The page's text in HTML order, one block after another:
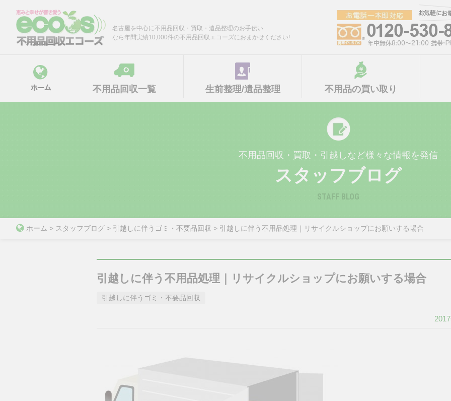
content
名古屋を中心に不用品回収・買取・遺品整理のお手伝い
なら年間実績10,000件の不用品回収エコーズにおまかせください!
不用品回収一覧 生前整理/遺品整理 不用品の買い取り
不用品回収・買取・引越しなど様々な情報を発信
スタッフブログ
STAFF BLOG
ホーム > スタッフブログ > 引越しに伴うゴミ・不要品回収 > 引越しに伴う不用品処理｜リサイクルショップにお願いする場合
引越しに伴う不用品処理｜リサイクルショップにお願いする場合
引越しに伴うゴミ・不要品回収